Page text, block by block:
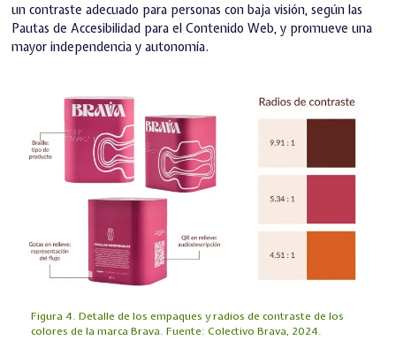
un contraste adecuado para personas con baja visión, según las
Pautas de Accesibilidad para el Contenido Web, y promueve una
mayor independencia y autonomía.
Figura 4. Detalle de los empaques y radios de contraste de los
colores de la marca Brava. Fuente: Colectivo Brava, 2024.